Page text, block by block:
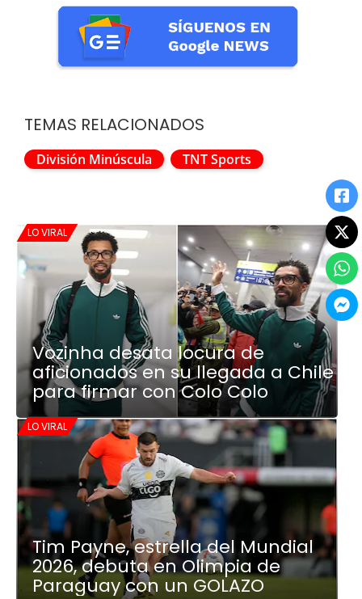
TEMAS RELACIONADOS
División Minúscula TNT Sports
LO VIRAL
Vozinha desata locura de
aficionados en su llegada a Chile
para firmar con Colo Colo
LO VIRAL
Tim Payne, estrella del Mundial
2026, debuta en Olimpia de
Paraguay con un GOLAZO